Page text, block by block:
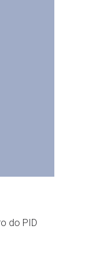
do PID